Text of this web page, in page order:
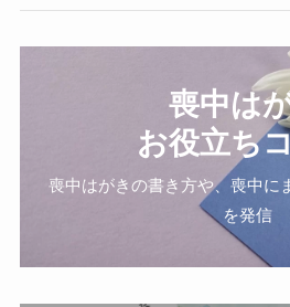
喪中は
お役立ち
喪中はがきの書き方や、喪中に
を発信